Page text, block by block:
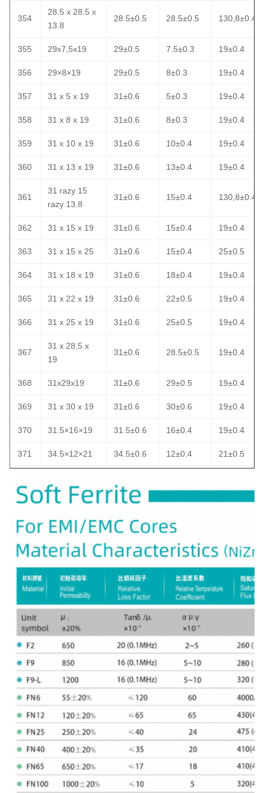
354
28.5 x 28.5 x
13.8
28.5±0.5 28.5±0.5 130,8±0.4
355 29x7,5x19 29±0.5 7.5±0.3 19±0.4
356 29×8×19 29±0.5 8±0.3 19±0.4
357 31 x 5 x 19 31±0.6 5±0.3 19±0.4
358 31 x 8 x 19 31±0.6 8±0.3 19±0.4
359 31 x 10 x 19 31±0.6 10±0.4 19±0.4
360 31 x 13 x 19 31±0.6 13±0.4 19±0.4
361
31 razy 15
razy 13.8
31±0.6 15±0.4 130,8±0.4
362 31 x 15 x 19 31±0.6 15±0.4 19±0.4
363 31 x 15 x 25 31±0.6 15±0.4 25±0.5
364 31 x 18 x 19 31±0.6 18±0.4 19±0.4
365 31 x 22 x 19 31±0.6 22±0.5 19±0.4
366 31 x 25 x 19 31±0.6 25±0.5 19±0.4
367
31 x 28,5 x
19
31±0.6 28.5±0.5 19±0.4
368 31x29x19 31±0.6 29±0.5 19±0.4
369 31 x 30 x 19 31±0.6 30±0.6 19±0.4
370 31.5×16×19 31.5±0.6 16±0.4 19±0.4
371 34.5×12×21 34.5±0.6 12±0.4 21±0.5
35 x 15,5 x
376 36x15x23 36±0.6 15±0.4 23±0.5
377 36x16x25 36±0.6 16±0.4 25±0.5
378 36x19x23 36±0.6 19±0.4
379 36x20x23 36±0.6 20±0.5 23±0.5
380
38 x 15,3 x
38±0.6 150,3±0.4 22±0.5
381 38 x 15 x 22 38±0.6 15±0.4 22±0.5
382 40 × 28 × 27 40±0.7 28±0.5 27±0.5
383 40.6x10x27.4 400,6±0.7 10±0.4 270,4±0.5
384 40.6x15x27.4 400,6±0.7 15±0.4 270,4±0.5